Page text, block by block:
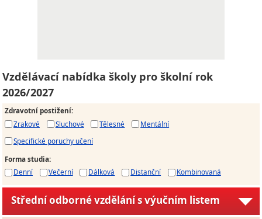
Vzdělávací nabídka školy pro školní rok
2026/2027
Zdravotní postižení:
Zrakové
Sluchové Tělesné
Mentální
Specifické poruchy učení
Forma studia:
Denní
Večerní Dálková Distanční Kombinovaná
Střední odborné vzdělání s výučním listem